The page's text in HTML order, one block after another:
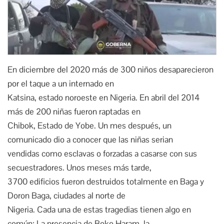
En diciembre del 2020 más de 300 niños desaparecieron
por el taque a un internado en
Katsina, estado noroeste en Nigeria. En abril del 2014
más de 200 niñas fueron raptadas en
Chibok, Estado de Yobe. Un mes después, un
comunicado dio a conocer que las niñas serian
vendidas como esclavas o forzadas a casarse con sus
secuestradores. Unos meses más tarde,
3700 edificios fueron destruidos totalmente en Baga y
Doron Baga, ciudades al norte de
Nigeria. Cada una de estas tragedias tienen algo en